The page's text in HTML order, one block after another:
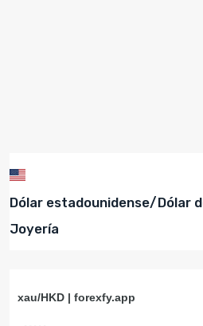
Dólar estadounidense/Dólar
Joyería
xau/HKD | forexfy.app